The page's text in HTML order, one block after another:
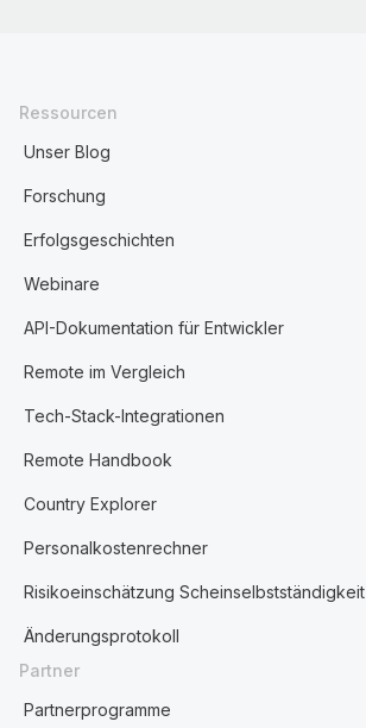
Ressourcen
Unser Blog
Forschung
Erfolgsgeschichten
Webinare
API-Dokumentation für Entwickler
Remote im Vergleich
Tech-Stack-Integrationen
Remote Handbook
Country Explorer
Personalkostenrechner
Risikoeinschätzung Scheinselbstständigkeit
Änderungsprotokoll
Partner
Partnerprogramme